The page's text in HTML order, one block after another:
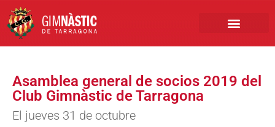
Asamblea general de socios 2019 del
Club Gimnàstic de Tarragona
El jueves 31 de octubre